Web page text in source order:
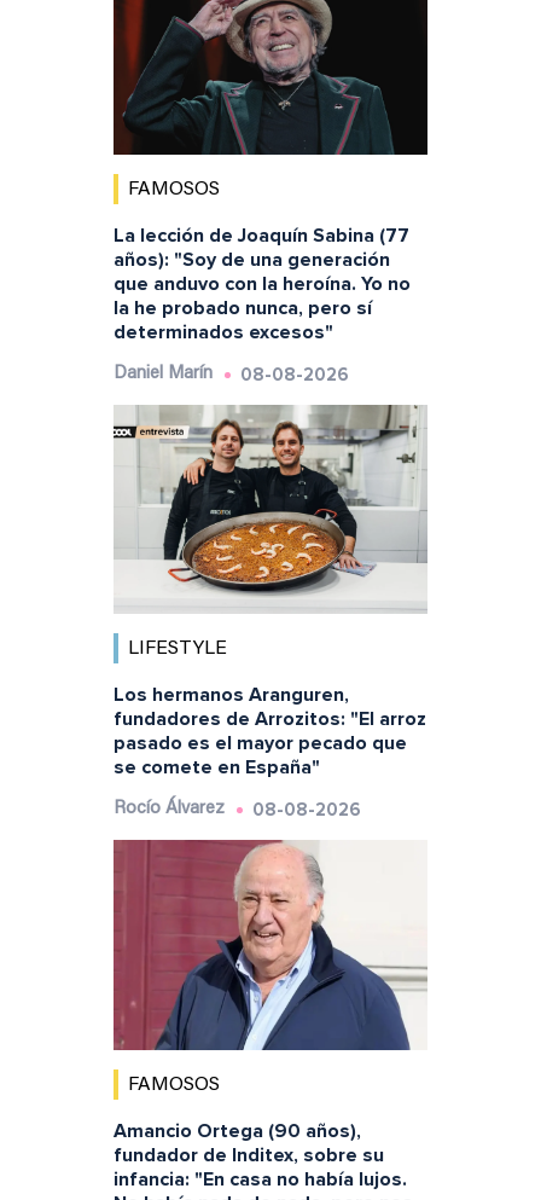
FAMOSOS
La lección de Joaquín Sabina (77
años): "Soy de una generación
que anduvo con la heroína. Yo no
la he probado nunca, pero sí
determinados excesos"
Daniel Marín 08-08-2026
LIFESTYLE
Los hermanos Aranguren,
fundadores de Arrozitos: "El arroz
pasado es el mayor pecado que
se comete en España"
Rocío Álvarez 08-08-2026
FAMOSOS
Amancio Ortega (90 años),
fundador de Inditex, sobre su
infancia: "En casa no había lujos.